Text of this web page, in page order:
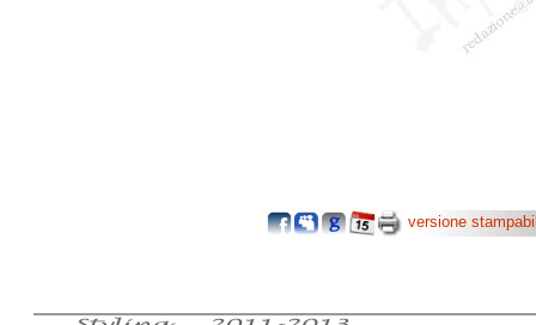
versione